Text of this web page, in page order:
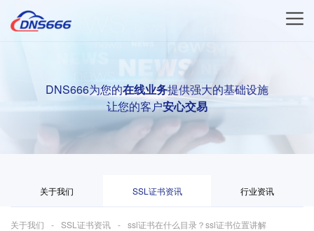
DNS666为您的在线业务提供强大的基础设施
让您的客户安心交易
关于我们 SSL证书资讯 行业资讯
关于我们 SSL证书资讯 ssl证书在什么目录？ssl证书位置讲解